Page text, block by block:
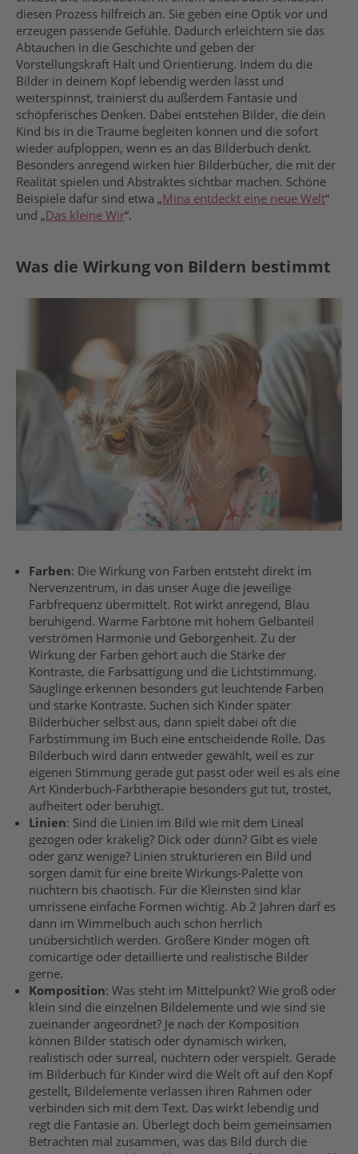
diesen Prozess hilfreich an. Sie geben eine Optik vor und
erzeugen passende Gefühle. Dadurch erleichtern sie das
Abtauchen in die Geschichte und geben der
Vorstellungskraft Halt und Orientierung. Indem du die
Bilder in deinem Kopf lebendig werden lässt und
weiterspinnst, trainierst du außerdem Fantasie und
schöpferisches Denken. Dabei entstehen Bilder, die dein
Kind bis in die Träume begleiten können und die sofort
wieder aufploppen, wenn es an das Bilderbuch denkt.
Besonders anregend wirken hier Bilderbücher, die mit der
Realität spielen und Abstraktes sichtbar machen. Schöne
Beispiele dafür sind etwa „Mina entdeckt eine neue Welt“
und „Das kleine Wir“.
Was die Wirkung von Bildern bestimmt
Farben: Die Wirkung von Farben entsteht direkt im
Nervenzentrum, in das unser Auge die jeweilige
Farbfrequenz übermittelt. Rot wirkt anregend, Blau
beruhigend. Warme Farbtöne mit hohem Gelbanteil
verströmen Harmonie und Geborgenheit. Zu der
Wirkung der Farben gehört auch die Stärke der
Kontraste, die Farbsättigung und die Lichtstimmung.
Säuglinge erkennen besonders gut leuchtende Farben
und starke Kontraste. Suchen sich Kinder später
Bilderbücher selbst aus, dann spielt dabei oft die
Farbstimmung im Buch eine entscheidende Rolle. Das
Bilderbuch wird dann entweder gewählt, weil es zur
eigenen Stimmung gerade gut passt oder weil es als eine
Art Kinderbuch-Farbtherapie besonders gut tut, tröstet,
aufheitert oder beruhigt.
Linien: Sind die Linien im Bild wie mit dem Lineal
gezogen oder krakelig? Dick oder dünn? Gibt es viele
oder ganz wenige? Linien strukturieren ein Bild und
sorgen damit für eine breite Wirkungs-Palette von
nüchtern bis chaotisch. Für die Kleinsten sind klar
umrissene einfache Formen wichtig. Ab 2 Jahren darf es
dann im Wimmelbuch auch schon herrlich
unübersichtlich werden. Größere Kinder mögen oft
comicartige oder detaillierte und realistische Bilder
gerne.
Komposition: Was steht im Mittelpunkt? Wie groß oder
klein sind die einzelnen Bildelemente und wie sind sie
zueinander angeordnet? Je nach der Komposition
können Bilder statisch oder dynamisch wirken,
realistisch oder surreal, nüchtern oder verspielt. Gerade
im Bilderbuch für Kinder wird die Welt oft auf den Kopf
gestellt, Bildelemente verlassen ihren Rahmen oder
verbinden sich mit dem Text. Das wirkt lebendig und
regt die Fantasie an. Überlegt doch beim gemeinsamen
Betrachten mal zusammen, was das Bild durch die